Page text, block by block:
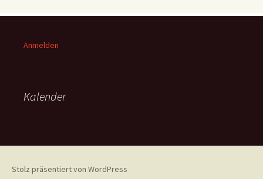
Anmelden
Kalender
Stolz präsentiert von WordPress